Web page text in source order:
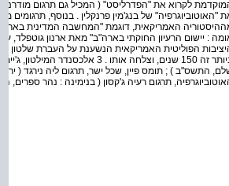
"האוטוביוגרפיה" של בנג'מין פרנקלין . בנוסף, תרגומים
האמריקאית, דוגמת "המחשבה המדינית
ביותר זה 150 שנים, וצלחה אותו . 3
התשס"ב ) ; תומס פיין, שכל ישר, תרגום ליה נירגד (
תרגום רעיה ג'קסון ( בנימינה : נהר ספרים,